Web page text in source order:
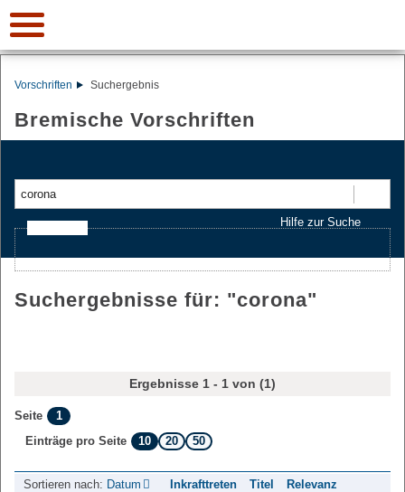
Vorschriften Suchergebnis
Bremische Vorschriften
Hilfe zur Suche
Suchergebnisse für: "corona"
Ergebnisse 1 - 1 von (1)
Seite
1
Einträge pro Seite
10 20 50
Sortieren nach: Datum Inkrafttreten Titel Relevanz